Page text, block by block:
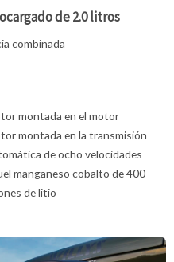
de 2.0 litros
combinada
montada en el motor
montada en la transmisión
de ocho velocidades
manganeso cobalto de 400
de litio